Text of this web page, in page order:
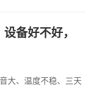
备好不好，
大、温度不稳、三天